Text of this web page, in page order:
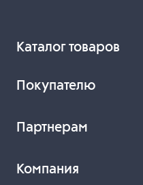
Каталог товаров
Покупателю
Партнерам
Компания